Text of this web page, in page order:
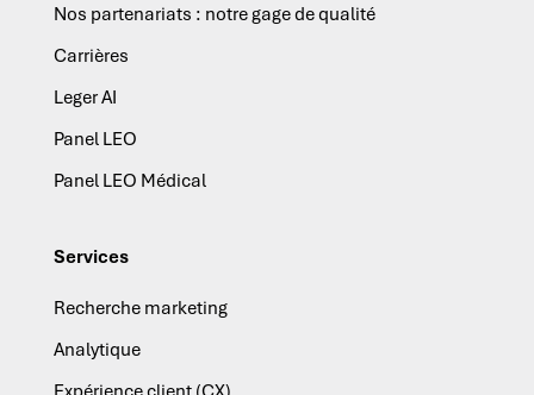
Nos partenariats : notre gage de qualité
Carrières
Leger AI
Panel LEO
Panel LEO Médical
Services
Recherche marketing
Analytique